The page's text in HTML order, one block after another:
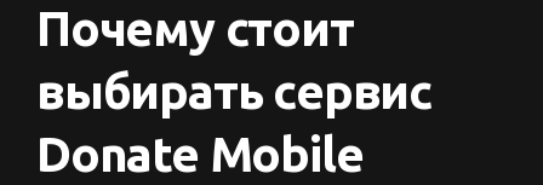
Почему стоит
выбирать сервис
Donate Mobile